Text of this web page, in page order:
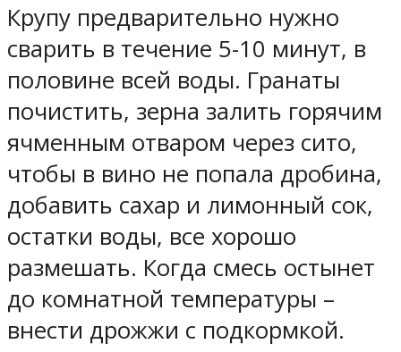
Крупу предварительно нужно
сварить в течение 5-10 минут, в
половине всей воды. Гранаты
почистить, зерна залить горячим
ячменным отваром через сито,
чтобы в вино не попала дробина,
добавить сахар и лимонный сок,
остатки воды, все хорошо
размешать. Когда смесь остынет
до комнатной температуры –
внести дрожжи с подкормкой.